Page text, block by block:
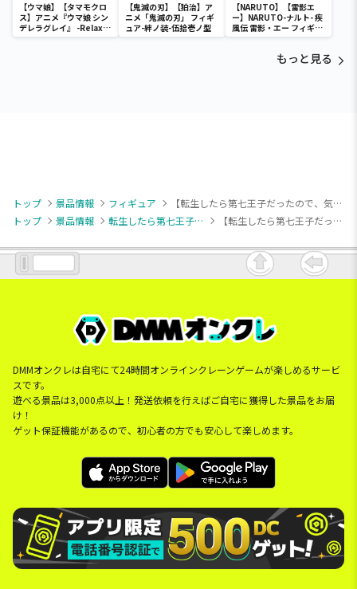
【ウマ娘】【タマモクロ
ス】アニメ『ウマ娘 シン
デレラグレイ』 -Relax
time-タマモクロス
【鬼滅の刃】【狛治】ア
ニメ「鬼滅の刃」 フィギ
ュア-絆ノ装-伍拾壱ノ型
【NARUTO】【雷影エ
ー】NARUTO-ナルト- 疾
風伝 雷影・エー フィギュ
ア～五影集結…!!～
もっと見る
トップ 景品情報 フィギュア
【転生したら第七王子だったので、気ままに魔術を極めます】【シルファ=ラングリス】転生したら第七王子だったので、気ままに魔術を極めます Vivitフィギュア シルファ=ラングリス
トップ
景品情報 転生したら第七王子だったので、気ままに魔術を極めます 【転生したら第七王子だったので、気ままに魔術を極めます】【シルファ=ラングリス】転生したら第七王子だったので、気ままに魔術を極めます Vivitフィギュア シルファ=ラングリス
DMMオンクレは自宅にて24時間オンラインクレーンゲームが楽しめるサービ
スです。
遊べる景品は3,000点以上！発送依頼を行えばご自宅に獲得した景品をお届
け！
ゲット保証機能があるので、初心者の方でも安心して楽しめます。